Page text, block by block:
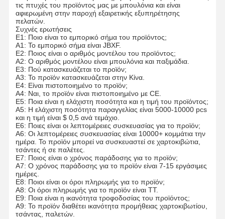
τις πτυχές του προϊόντος μας με μπουλόνια και είναι
αφιερωμένη στην παροχή εξαιρετικής εξυπηρέτησης
πελατών.
Συχνές ερωτήσεις
Ε1: Ποιο είναι το εμπορικό σήμα του προϊόντος;
A1: Το εμπορικό σήμα είναι JBXF.
Ε2: Ποιος είναι ο αριθμός μοντέλου του προϊόντος;
A2: Ο αριθμός μοντέλου είναι μπουλόνια και παξιμάδια.
Ε3: Πού κατασκευάζεται το προϊόν;
A3: Το προϊόν κατασκευάζεται στην Κίνα.
Ε4: Είναι πιστοποιημένο το προϊόν;
A4: Ναι, το προϊόν είναι πιστοποιημένο με CE.
Ε5: Ποια είναι η ελάχιστη ποσότητα και η τιμή του προϊόντος;
A5: Η ελάχιστη ποσότητα παραγγελίας είναι 5000-10000 pcs
και η τιμή είναι $ 0,5 ανά τεμάχιο.
Ε6: Ποιες είναι οι λεπτομέρειες συσκευασίας για το προϊόν;
A6: Οι λεπτομέρειες συσκευασίας είναι 10000+ κομμάτια την
ημέρα. Το προϊόν μπορεί να συσκευαστεί σε χαρτοκιβώτια,
τσάντες ή σε παλέτες.
Ε7: Ποιος είναι ο χρόνος παράδοσης για το προϊόν;
A7: Ο χρόνος παράδοσης για το προϊόν είναι 7-15 εργάσιμες
ημέρες.
Ε8: Ποιοι είναι οι όροι πληρωμής για το προϊόν;
A8: Οι όροι πληρωμής για το προϊόν είναι TT.
Ε9: Ποια είναι η ικανότητα τροφοδοσίας του προϊόντος;
A9: Το προϊόν διαθέτει ικανότητα προμήθειας χαρτοκιβωτίου,
τσάντας, παλετών.